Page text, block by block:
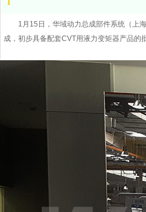
1
1月15日，华域动力总成部件系统（上
成，初步具备配套CVT用液力变矩器产品的